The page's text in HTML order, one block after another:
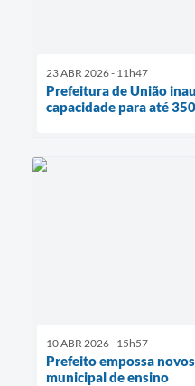
23 ABR 2026 - 11h47
Prefeitura de União
capacidade para até
10 ABR 2026 - 15h57
Prefeito empossa
municipal de ensino